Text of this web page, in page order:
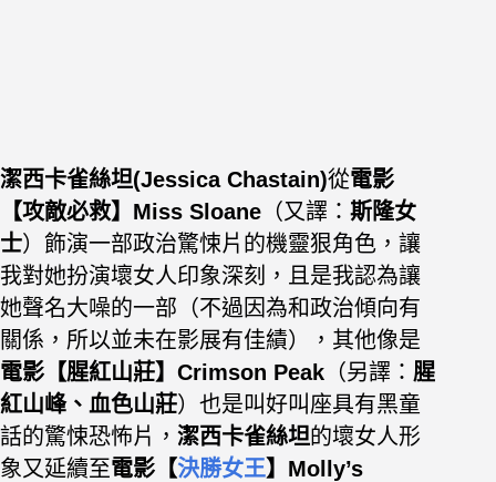
潔西卡雀絲坦(Jessica Chastain)從電影
【攻敵必救】Miss Sloane （又譯： 斯隆女
士）飾演一部政治驚悚片的機靈狠角色，讓
我對她扮演壞女人印象深刻，且是我認為讓
她聲名大噪的一部（不過因為和政治傾向有
關係，所以並未在影展有佳績），其他像是
電影【腥紅山莊】Crimson Peak （另譯： 腥
紅山峰、血色山莊）也是叫好叫座具有黑童
話的驚悚恐怖片， 潔西卡雀絲坦的壞女人形
象又延續至電影【決勝女王】Molly’s